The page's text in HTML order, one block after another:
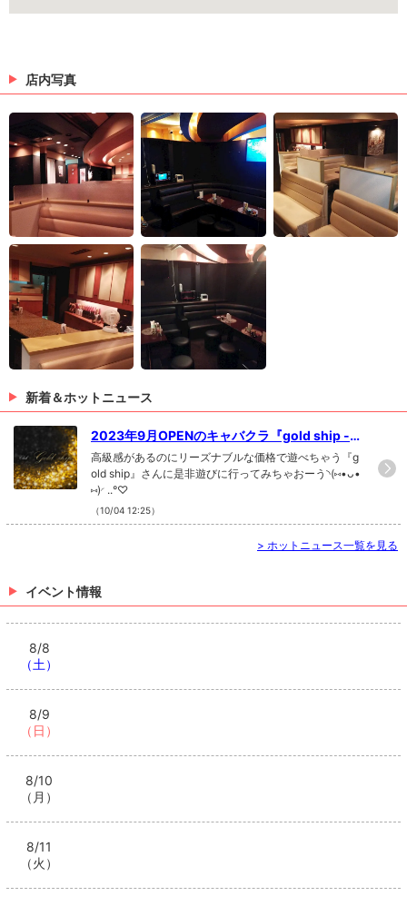
店内写真
新着＆ホットニュース
2023年9月OPENのキャバクラ『gold ship -
ゴールドシップ-』☆
高級感があるのにリーズナブルな価格で遊べちゃう『g
old ship』さんに是非遊びに行ってみちゃおーう◝(⑅•ᴗ•
⑅)◜..°♡
（10/04 12:25）
> ホットニュース一覧を見る
イベント情報
8/8
（土）
8/9
（日）
8/10
（月）
8/11
（火）